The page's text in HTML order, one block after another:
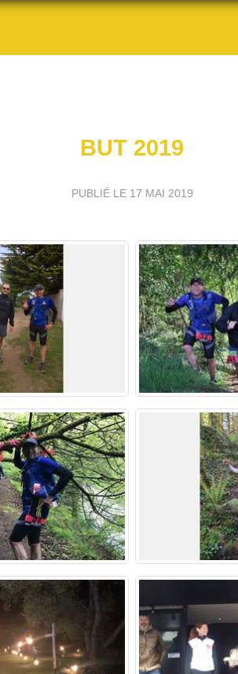
BUT 2019
PUBLIÉ LE 17 MAI 2019